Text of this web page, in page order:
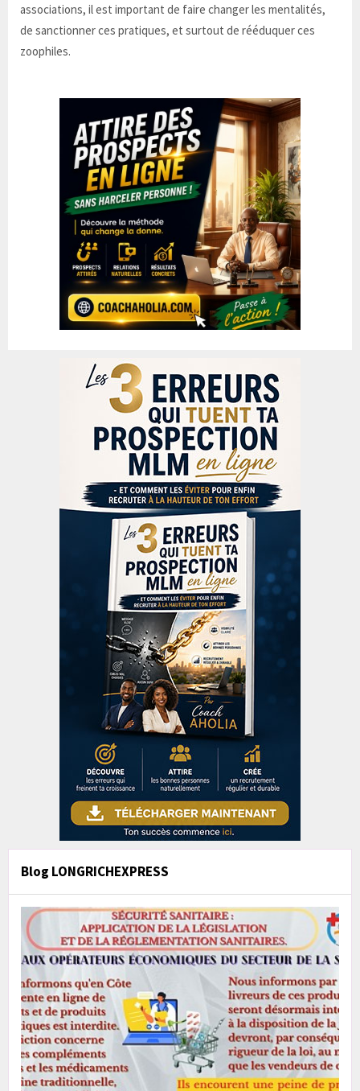
associations, il est important de faire changer les mentalités,
de sanctionner ces pratiques, et surtout de rééduquer ces
zoophiles.
Blog LONGRICHEXPRESS